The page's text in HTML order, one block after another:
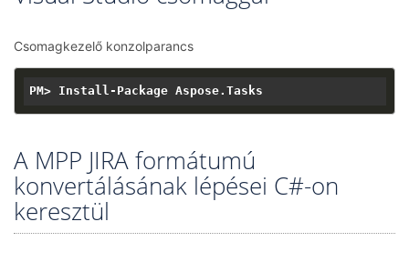
Csomagkezelő konzolparancs
A MPP JIRA formátumú
konvertálásának lépései C#-on
keresztül